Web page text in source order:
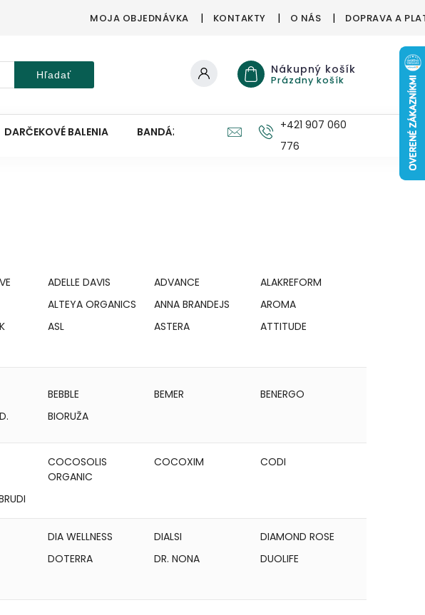
MOJA OBJEDNÁVKA KONTAKTY O NÁS DOPRAVA A
Hľadať Nákupný košík
Prázdny košík
DARČEKOVÉ BALENIA BANDÁŽE, ORTÉZY ZDRAVÉ HUBY
+421 907 060
776
ADELLE DAVIS ADVANCE
ALAKREFORM
ALTEYA ORGANICS ANNA BRANDEJS
AROMA
ASL ASTERA
ATTITUDE
BEBBLE BEMER
BENERGO
BIORUŽA
COCOSOLIS
ORGANIC
COCOXIM CODI
DIA WELLNESS DIALSI
DIAMOND ROSE
DOTERRA DR. NONA
DUOLIFE